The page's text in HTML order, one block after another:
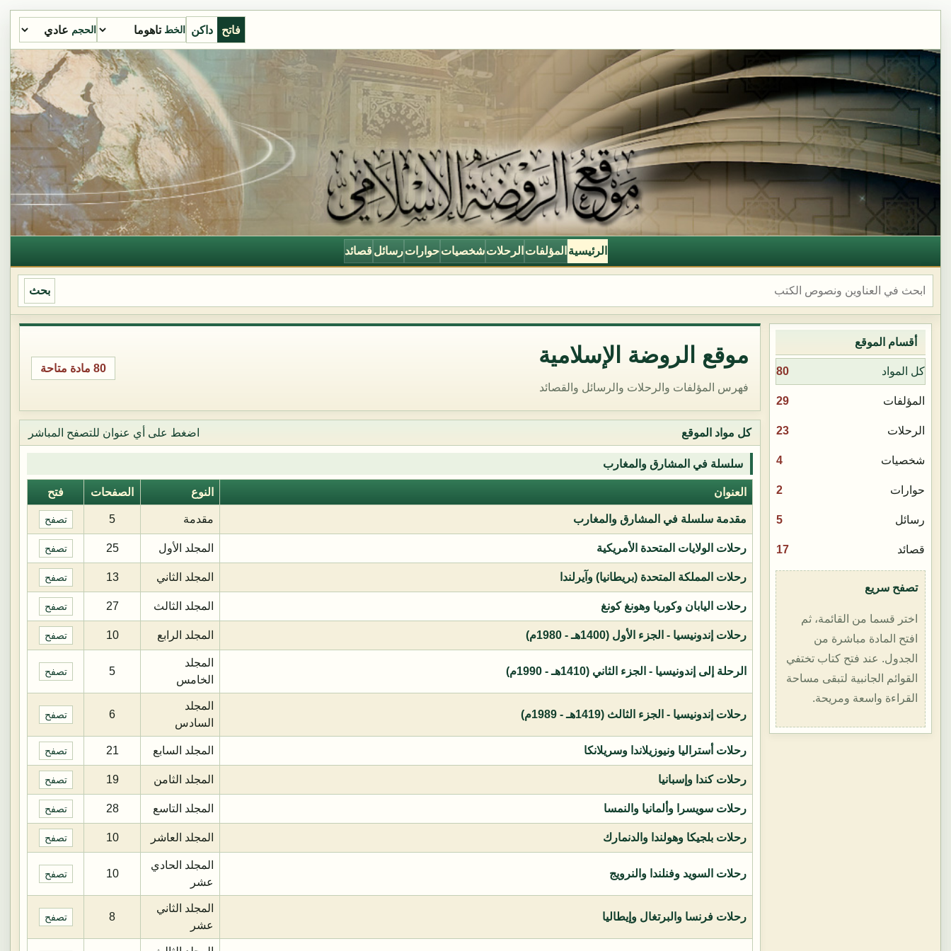
فاتح داكن الخط الحجم
الرئيسية المؤلفات الرحلات شخصيات حوارات رسائل قصائد
بحث
أقسام الموقع
كل المواد 80
المؤلفات 29
الرحلات 23
شخصيات 4
حوارات 2
رسائل 5
قصائد 17
تصفح سريع
اختر قسما من القائمة، ثم
افتح المادة مباشرة من
الجدول. عند فتح كتاب تختفي
القوائم الجانبية لتبقى مساحة
القراءة واسعة ومريحة.
موقع الروضة الإسلامية
فهرس المؤلفات والرحلات والرسائل والقصائد
80 مادة متاحة
كل مواد الموقع اضغط على أي عنوان للتصفح المباشر
سلسلة في المشارق والمغارب
العنوان النوع الصفحات فتح
مقدمة سلسلة في المشارق والمغارب مقدمة 5 تصفح
رحلات الولايات المتحدة الأمريكية المجلد الأول 25 تصفح
رحلات المملكة المتحدة (بريطانيا) وآيرلندا المجلد الثاني 13 تصفح
رحلات اليابان وكوريا وهونغ كونغ المجلد الثالث 27 تصفح
رحلات إندونيسيا - الجزء الأول (1400هـ - 1980م) المجلد الرابع 10 تصفح
الرحلة إلى إندونيسيا - الجزء الثاني (1410هـ - 1990م)
المجلد
الخامس
5 تصفح
رحلات إندونيسيا - الجزء الثالث (1419هـ - 1989م)
المجلد
السادس
6 تصفح
رحلات أستراليا ونيوزيلاندا وسريلانكا المجلد السابع 21 تصفح
رحلات كندا وإسبانيا المجلد الثامن 19 تصفح
رحلات سويسرا وألمانيا والنمسا المجلد التاسع 28 تصفح
رحلات بلجيكا وهولندا والدنمارك المجلد العاشر 10 تصفح
رحلات السويد وفنلندا والنرويج
المجلد الحادي
عشر
10 تصفح
رحلات فرنسا والبرتغال وإيطاليا
المجلد الثاني
عشر
8 تصفح